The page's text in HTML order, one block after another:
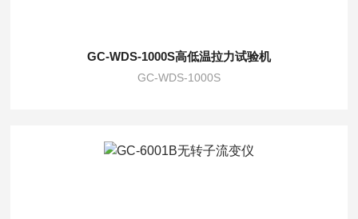
GC-WDS-1000S高低温拉力试验机
GC-WDS-1000S